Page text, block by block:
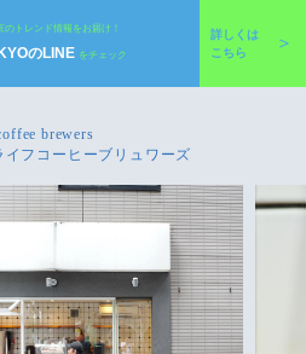
トレンド情報をお届け！
のLINE をチェック
詳しくは
こちら
brewers
イフコーヒーブリュワーズ